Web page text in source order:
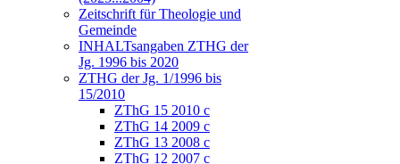
Zeitschrift für Theologie und
Gemeinde
INHALTsangaben ZTHG der
Jg. 1996 bis 2020
ZTHG der Jg. 1/1996 bis
15/2010
ZThG 15 2010 c
ZThG 14 2009 c
ZThG 13 2008 c
ZThG 12 2007 c